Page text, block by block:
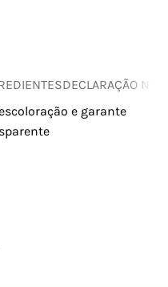
DECLARAÇÃO
e garante